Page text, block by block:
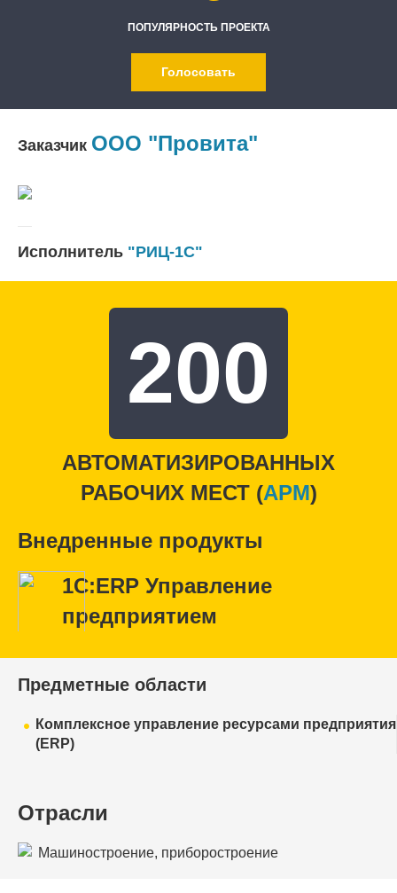
ПОПУЛЯРНОСТЬ ПРОЕКТА
Голосовать
Заказчик ООО "Провита"
Исполнитель "РИЦ-1С"
200
АВТОМАТИЗИРОВАННЫХ
РАБОЧИХ МЕСТ (APM)
Внедренные продукты
1С:ERP Управление
предприятием
Предметные области
Комплексное управление ресурсами предприятия
(ERP)
Отрасли
Машиностроение, приборостроение